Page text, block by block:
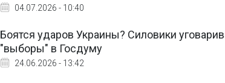
04.07.2026 - 10:40
Боятся ударов Украины? Силовики
"выборы" в Госдуму
24.06.2026 - 13:42